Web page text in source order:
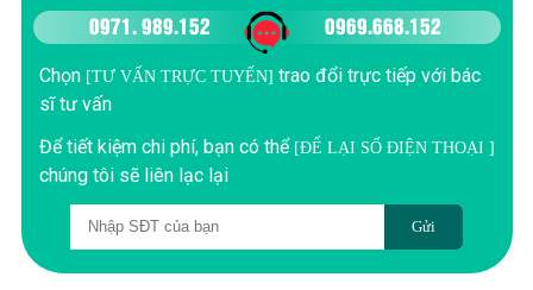
0971. 989.152 0969.668.152
Chọn [TƯ VẤN TRỰC TUYẾN] trao đổi trực tiếp với bác
sĩ tư vấn
Để tiết kiệm chi phí, bạn có thể [ĐỂ LẠI SỐ ĐIỆN THOẠI ]
chúng tôi sẽ liên lạc lại
Gửi